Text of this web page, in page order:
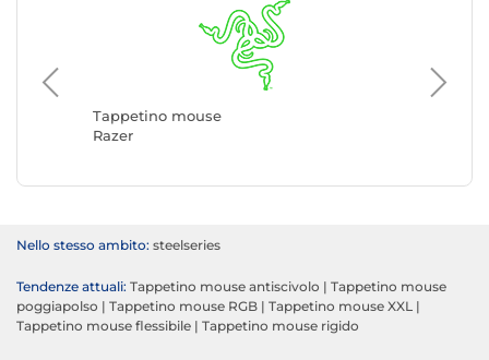
Tappetino mouse
Razer
Nello stesso ambito: steelseries
Tendenze attuali: Tappetino mouse antiscivolo | Tappetino mouse
poggiapolso | Tappetino mouse RGB | Tappetino mouse XXL |
Tappetino mouse flessibile | Tappetino mouse rigido